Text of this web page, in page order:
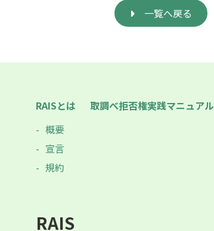
一覧へ戻る
RAIS
RAISとは
概要
宣言
規約
取調べ拒否権実践マニュアル